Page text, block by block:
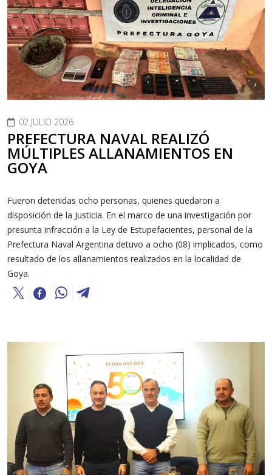
02 JULIO 2026
PREFECTURA NAVAL REALIZÓ
MÚLTIPLES ALLANAMIENTOS EN
GOYA
Fueron detenidas ocho personas, quienes quedaron a
disposición de la Justicia. En el marco de una investigación por
presunta infracción a la Ley de Estupefacientes, personal de la
Prefectura Naval Argentina detuvo a ocho (08) implicados, como
resultado de los allanamientos realizados en la localidad de
Goya.